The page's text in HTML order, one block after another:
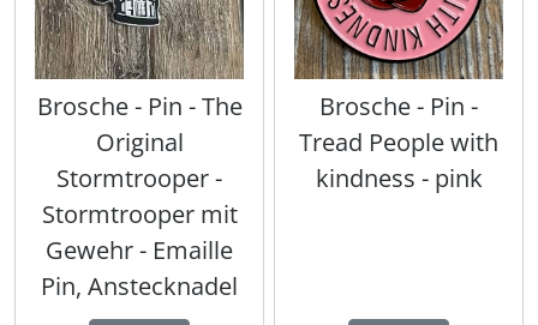
Brosche - Pin - The
Original
Stormtrooper -
Stormtrooper mit
Gewehr - Emaille
Pin, Anstecknadel
Brosche - Pin -
Tread People with
kindness - pink